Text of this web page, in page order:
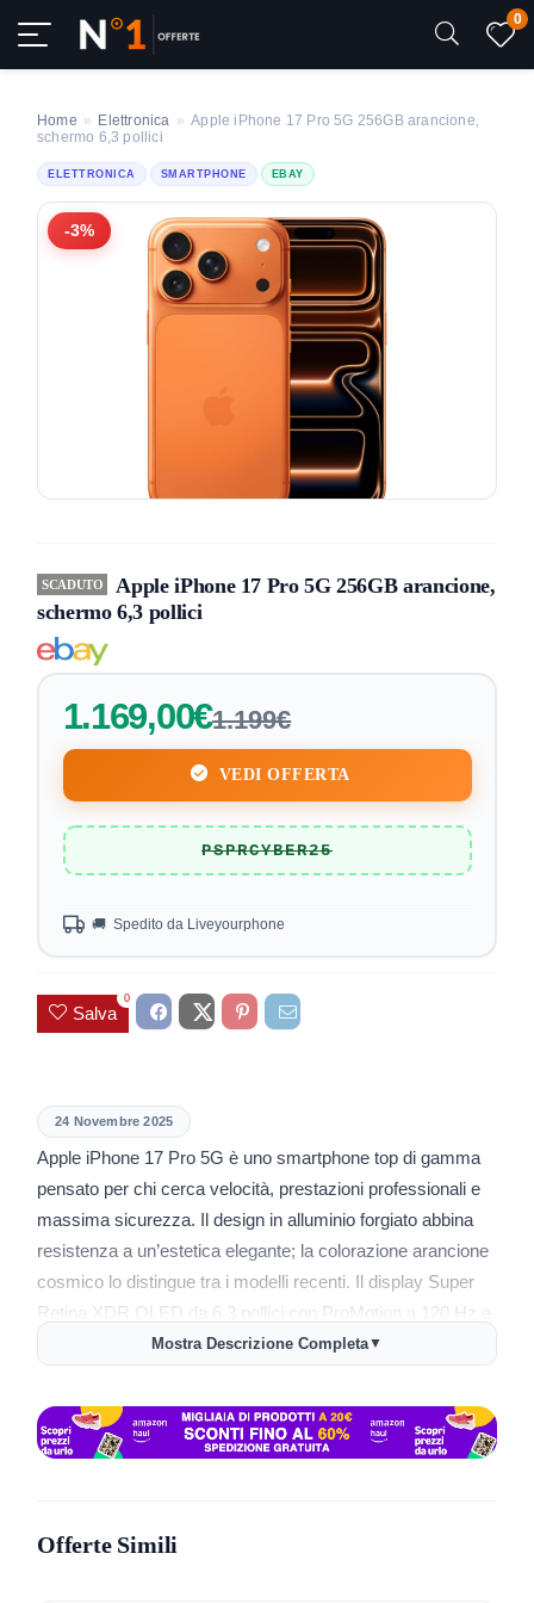
0
Home » Elettronica » Apple iPhone 17 Pro 5G 256GB arancione,
schermo 6,3 pollici
ELETTRONICA SMARTPHONE EBAY
-3%
SCADUTO
Apple iPhone 17 Pro 5G 256GB arancione,
schermo 6,3 pollici
1.169,00€1.199€
VEDI OFFERTA
PSPRCYBER25
🚚 Spedito da Liveyourphone
Salva
0
24 Novembre 2025
Apple iPhone 17 Pro 5G è uno smartphone top di gamma
pensato per chi cerca velocità, prestazioni professionali e
massima sicurezza. Il design in alluminio forgiato abbina
resistenza a un’estetica elegante; la colorazione arancione
cosmico lo distingue tra i modelli recenti. Il display Super
Retina XDR OLED da 6,3 pollici con ProMotion a 120 Hz e
Ceramic Shield 2 regala immagini nitide e fluide.
RAM, gestisce in scioltezza multitasking, gaming e
applicazioni AI. I 256 GB di memoria interna assicurano
Mostra Descrizione Completa▼
Offerte Simili